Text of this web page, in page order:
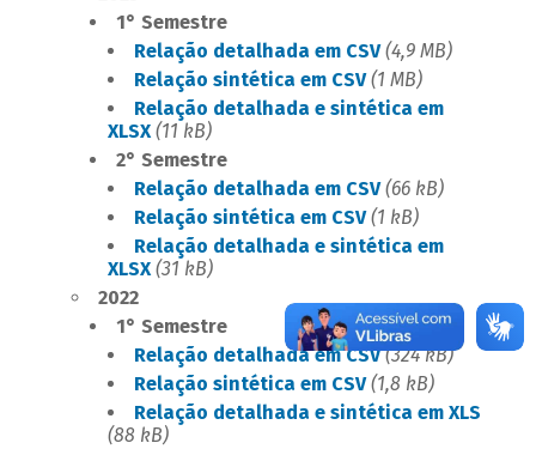
1° Semestre
Relação detalhada em CSV (4,9 MB)
Relação sintética em CSV (1 MB)
Relação detalhada e sintética em
XLSX (11 kB)
2° Semestre
Relação detalhada em CSV (66 kB)
Relação sintética em CSV (1 kB)
Relação detalhada e sintética em
XLSX (31 kB)
​2022
1° Semestre
Relação detalhada em CSV (324 kB)
Relação sintética em CSV (1,8 kB)
Relação detalhada e sintética em XLS
(88 kB)